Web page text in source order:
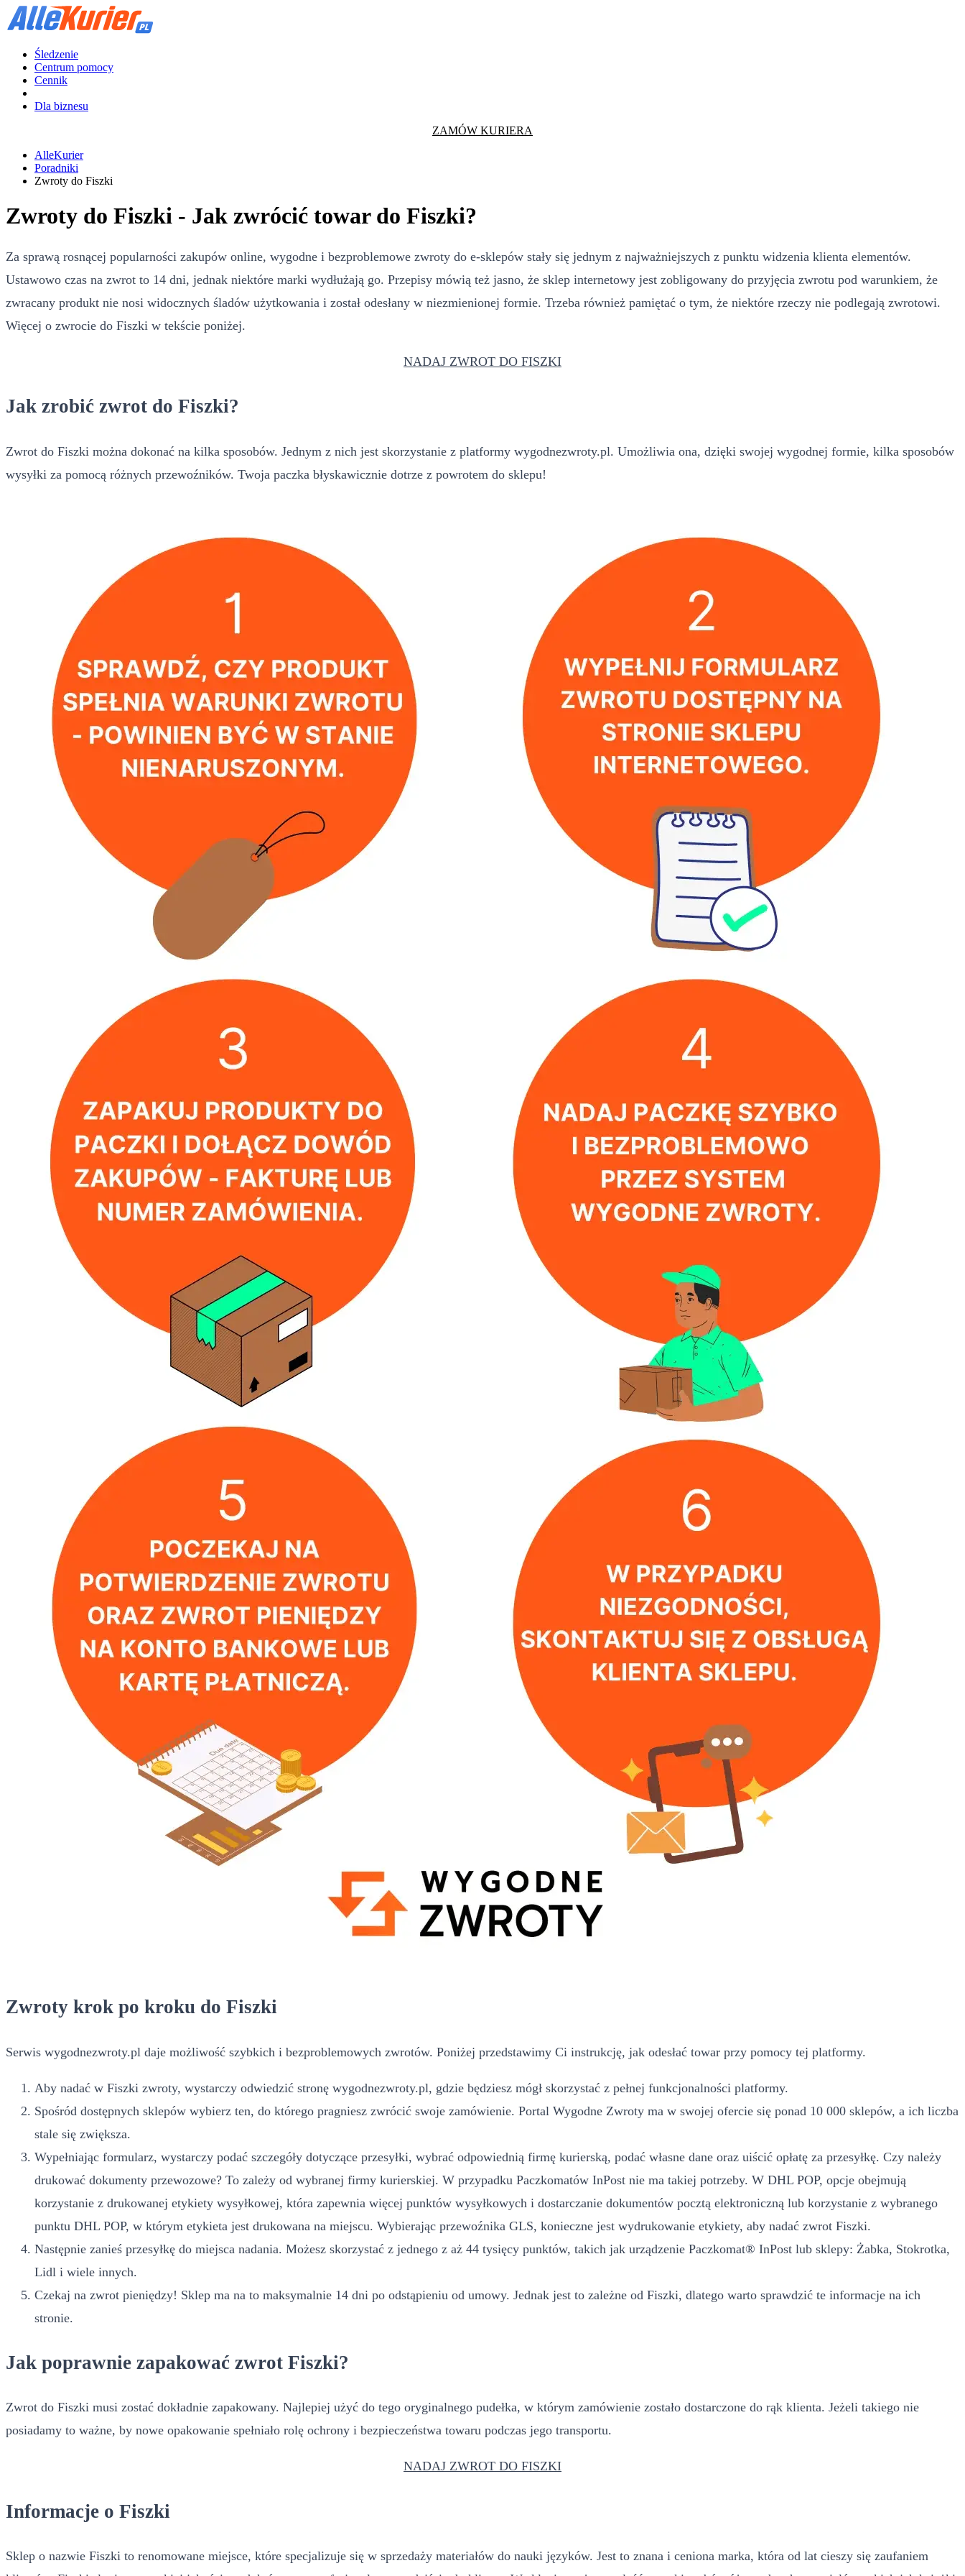
Śledzenie
Centrum pomocy
Cennik
Dla biznesu
ZAMÓW KURIERA
AlleKurier
Poradniki
Zwroty do Fiszki
Zwroty do Fiszki - Jak zwrócić towar do Fiszki?
Za sprawą rosnącej popularności zakupów online, wygodne i bezproblemowe zwroty do e-sklepów stały się jednym z najważniejszych z punktu widzenia klienta elementów.
Ustawowo czas na zwrot to 14 dni, jednak niektóre marki wydłużają go. Przepisy mówią też jasno, że sklep internetowy jest zobligowany do przyjęcia zwrotu pod warunkiem, że
zwracany produkt nie nosi widocznych śladów użytkowania i został odesłany w niezmienionej formie. Trzeba również pamiętać o tym, że niektóre rzeczy nie podlegają zwrotowi.
Więcej o zwrocie do Fiszki w tekście poniżej.
NADAJ ZWROT DO FISZKI
Jak zrobić zwrot do Fiszki?
Zwrot do Fiszki można dokonać na kilka sposobów. Jednym z nich jest skorzystanie z platformy wygodnezwroty.pl. Umożliwia ona, dzięki swojej wygodnej formie, kilka sposobów
wysyłki za pomocą różnych przewoźników. Twoja paczka błyskawicznie dotrze z powrotem do sklepu!
Zwroty krok po kroku do Fiszki
Serwis wygodnezwroty.pl daje możliwość szybkich i bezproblemowych zwrotów. Poniżej przedstawimy Ci instrukcję, jak odesłać towar przy pomocy tej platformy.
Aby nadać w Fiszki zwroty, wystarczy odwiedzić stronę wygodnezwroty.pl, gdzie będziesz mógł skorzystać z pełnej funkcjonalności platformy.
Spośród dostępnych sklepów wybierz ten, do którego pragniesz zwrócić swoje zamówienie. Portal Wygodne Zwroty ma w swojej ofercie się ponad 10 000 sklepów, a ich liczba
stale się zwiększa.
Wypełniając formularz, wystarczy podać szczegóły dotyczące przesyłki, wybrać odpowiednią firmę kurierską, podać własne dane oraz uiścić opłatę za przesyłkę. Czy należy
drukować dokumenty przewozowe? To zależy od wybranej firmy kurierskiej. W przypadku Paczkomatów InPost nie ma takiej potrzeby. W DHL POP, opcje obejmują
korzystanie z drukowanej etykiety wysyłkowej, która zapewnia więcej punktów wysyłkowych i dostarczanie dokumentów pocztą elektroniczną lub korzystanie z wybranego
punktu DHL POP, w którym etykieta jest drukowana na miejscu. Wybierając przewoźnika GLS, konieczne jest wydrukowanie etykiety, aby nadać zwrot Fiszki.
Następnie zanieś przesyłkę do miejsca nadania. Możesz skorzystać z jednego z aż 44 tysięcy punktów, takich jak urządzenie Paczkomat® InPost lub sklepy: Żabka, Stokrotka,
Lidl i wiele innych.
Czekaj na zwrot pieniędzy! Sklep ma na to maksymalnie 14 dni po odstąpieniu od umowy. Jednak jest to zależne od Fiszki, dlatego warto sprawdzić te informacje na ich
stronie.
Jak poprawnie zapakować zwrot Fiszki?
Zwrot do Fiszki musi zostać dokładnie zapakowany. Najlepiej użyć do tego oryginalnego pudełka, w którym zamówienie zostało dostarczone do rąk klienta. Jeżeli takiego nie
posiadamy to ważne, by nowe opakowanie spełniało rolę ochrony i bezpieczeństwa towaru podczas jego transportu.
NADAJ ZWROT DO FISZKI
Informacje o Fiszki
Sklep o nazwie Fiszki to renomowane miejsce, które specjalizuje się w sprzedaży materiałów do nauki języków. Jest to znana i ceniona marka, która od lat cieszy się zaufaniem